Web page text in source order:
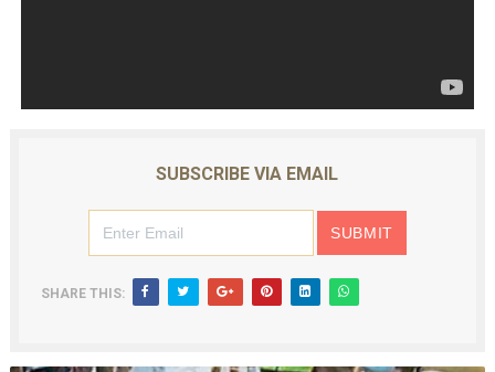
SUBSCRIBE VIA EMAIL
SHARE THIS: